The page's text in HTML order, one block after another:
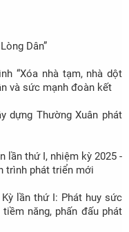
Dân”
“Xóa nhà tạm, nhà dột
và sức mạnh đoàn kết
dựng Thường Xuân phát
lần thứ I, nhiệm kỳ 2025 -
trình phát triển mới
lần thứ I: Phát huy sức
năng, phấn đấu phát